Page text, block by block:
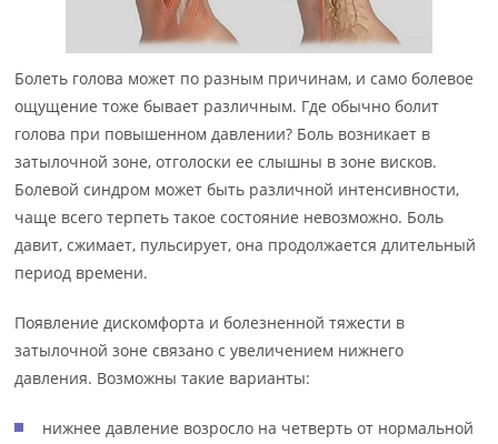
Болеть голова может по разным причинам, и само болевое
ощущение тоже бывает различным. Где обычно болит
голова при повышенном давлении? Боль возникает в
затылочной зоне, отголоски ее слышны в зоне висков.
Болевой синдром может быть различной интенсивности,
чаще всего терпеть такое состояние невозможно. Боль
давит, сжимает, пульсирует, она продолжается длительный
период времени.
Появление дискомфорта и болезненной тяжести в
затылочной зоне связано с увеличением нижнего
давления. Возможны такие варианты:
нижнее давление возросло на четверть от нормальной